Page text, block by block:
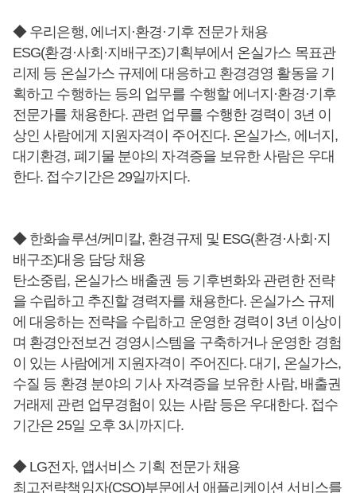
◆ 우리은행, 에너지·환경·기후 전문가 채용
ESG(환경·사회·지배구조)기획부에서 온실가스 목표관
리제 등 온실가스 규제에 대응하고 환경경영 활동을 기
획하고 수행하는 등의 업무를 수행할 에너지·환경·기후
전문가를 채용한다. 관련 업무를 수행한 경력이 3년 이
상인 사람에게 지원자격이 주어진다. 온실가스, 에너지,
대기환경, 폐기물 분야의 자격증을 보유한 사람은 우대
한다. 접수기간은 29일까지다.
◆ 한화솔루션/케미칼, 환경규제 및 ESG(환경·사회·지
배구조)대응 담당 채용
탄소중립, 온실가스 배출권 등 기후변화와 관련한 전략
을 수립하고 추진할 경력자를 채용한다. 온실가스 규제
에 대응하는 전략을 수립하고 운영한 경력이 3년 이상이
며 환경안전보건 경영시스템을 구축하거나 운영한 경험
이 있는 사람에게 지원자격이 주어진다. 대기, 온실가스,
수질 등 환경 분야의 기사 자격증을 보유한 사람, 배출권
거래제 관련 업무경험이 있는 사람 등은 우대한다. 접수
기간은 25일 오후 3시까지다.
◆ LG전자, 앱서비스 기획 전문가 채용
최고전략책임자(CSO)부문에서 애플리케이션 서비스를